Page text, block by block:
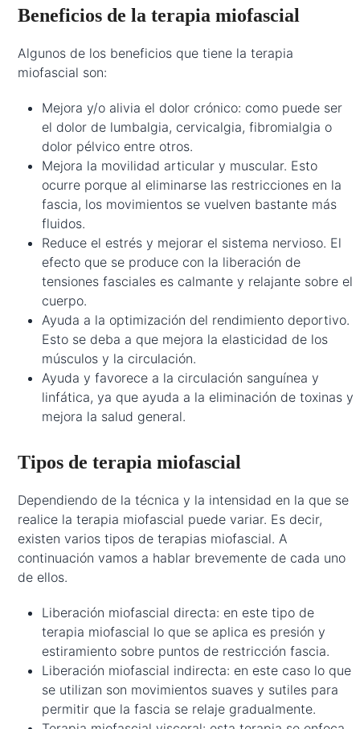
Beneficios de la terapia miofascial
Algunos de los beneficios que tiene la terapia
miofascial son:
Mejora y/o alivia el dolor crónico: como puede ser
el dolor de lumbalgia, cervicalgia, fibromialgia o
dolor pélvico entre otros.
Mejora la movilidad articular y muscular. Esto
ocurre porque al eliminarse las restricciones en la
fascia, los movimientos se vuelven bastante más
fluidos.
Reduce el estrés y mejorar el sistema nervioso. El
efecto que se produce con la liberación de
tensiones fasciales es calmante y relajante sobre el
cuerpo.
Ayuda a la optimización del rendimiento deportivo.
Esto se deba a que mejora la elasticidad de los
músculos y la circulación.
Ayuda y favorece a la circulación sanguínea y
linfática, ya que ayuda a la eliminación de toxinas y
mejora la salud general.
Tipos de terapia miofascial
Dependiendo de la técnica y la intensidad en la que se
realice la terapia miofascial puede variar. Es decir,
existen varios tipos de terapias miofascial. A
continuación vamos a hablar brevemente de cada uno
de ellos.
Liberación miofascial directa: en este tipo de
terapia miofascial lo que se aplica es presión y
estiramiento sobre puntos de restricción fascia.
Liberación miofascial indirecta: en este caso lo que
se utilizan son movimientos suaves y sutiles para
permitir que la fascia se relaje gradualmente.